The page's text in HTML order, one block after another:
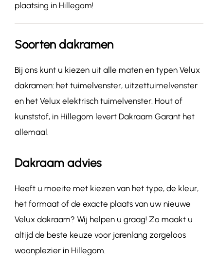
plaatsing in Hillegom!
Soorten dakramen
Bij ons kunt u kiezen uit alle maten en typen Velux
dakramen: het tuimelvenster, uitzettuimelvenster
en het Velux elektrisch tuimelvenster. Hout of
kunststof, in Hillegom levert Dakraam Garant het
allemaal.
Dakraam advies
Heeft u moeite met kiezen van het type, de kleur,
het formaat of de exacte plaats van uw nieuwe
Velux dakraam? Wij helpen u graag! Zo maakt u
altijd de beste keuze voor jarenlang zorgeloos
woonplezier in Hillegom.